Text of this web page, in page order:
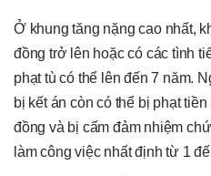
Ở khung tăng nặng cao nhất,
đồng trở lên hoặc có các tình
phạt tù có thể lên đến 7 năm.
bị kết án còn có thể bị phạt
đồng và bị cấm đảm nhiệm
làm công việc nhất định từ 1